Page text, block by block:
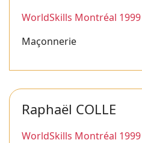
WorldSkills Montréal 1999
Maçonnerie
Raphaël COLLE
WorldSkills Montréal 1999